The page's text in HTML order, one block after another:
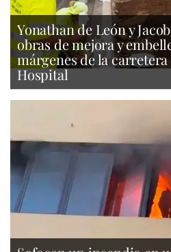
Yonathan de León y
obras de mejora y
márgenes de la
Hospital